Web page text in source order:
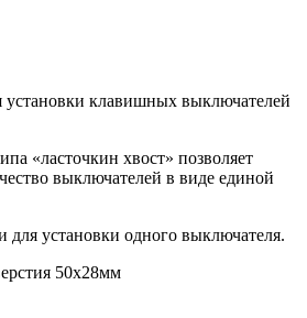
установки клавишных выключателей
«ласточкин хвост» позволяет
выключателей в виде единой
установки одного выключателя.
50х28мм